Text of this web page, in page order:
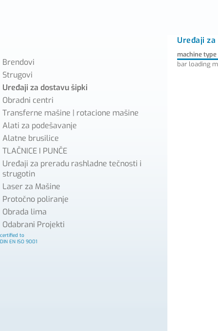
Brendovi
Strugovi
Uređaji za dostavu šipki
Obradni centri
Transferne mašine | rotacione mašine
Alati za podešavanje
Alatne brusilice
TLAČNICE I PUNČE
Uređaji za preradu rashladne tečnosti i
strugotin
Laser za Mašine
Protočno poliranje
Obrada lima
Odabrani Projekti
certified to
DIN EN ISO 9001
Uređaji
machine type
bar loading